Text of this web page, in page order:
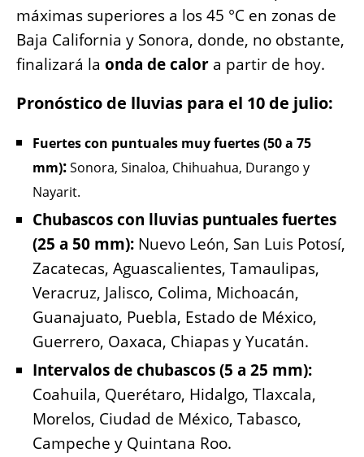
máximas superiores a los 45 °C en zonas de
Baja California y Sonora, donde, no obstante,
finalizará la onda de calor a partir de hoy.
Pronóstico de lluvias para el 10 de julio:
Fuertes con puntuales muy fuertes (50 a 75
mm):Sonora, Sinaloa, Chihuahua, Durango y
Nayarit.
Chubascos con lluvias puntuales fuertes
(25 a 50 mm): Nuevo León, San Luis Potosí,
Zacatecas, Aguascalientes, Tamaulipas,
Veracruz, Jalisco, Colima, Michoacán,
Guanajuato, Puebla, Estado de México,
Guerrero, Oaxaca, Chiapas y Yucatán.
Intervalos de chubascos (5 a 25 mm):
Coahuila, Querétaro, Hidalgo, Tlaxcala,
Morelos, Ciudad de México, Tabasco,
Campeche y Quintana Roo.